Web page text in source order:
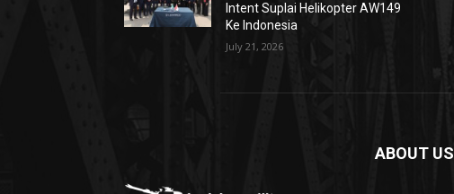
Intent Suplai Helikopter AW149
Ke Indonesia
July 21, 2026
ABOUT US